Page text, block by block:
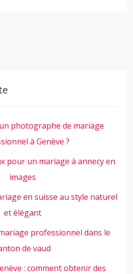
photographe de mariage
à Genève ?
pour un mariage à annecy en
images
en suisse au style naturel
et élégant
professionnel dans le
de vaud
: comment obtenir des